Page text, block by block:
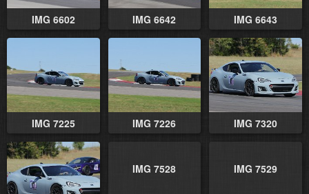
IMG 6602 IMG 6642 IMG 6643
IMG 7225 IMG 7226 IMG 7320
IMG 7528 IMG 7529